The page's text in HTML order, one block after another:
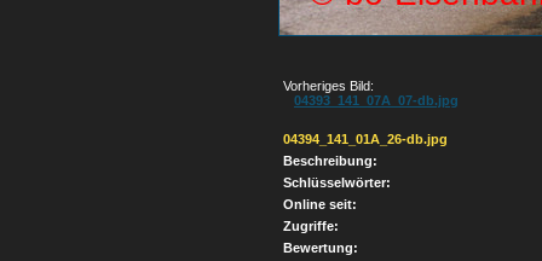
Vorheriges Bild:
04393_141_07A_07-db.jpg
04394_141_01A_26-db.jpg
Beschreibung:
Schlüsselwörter:
Online seit:
Zugriffe:
Bewertung: